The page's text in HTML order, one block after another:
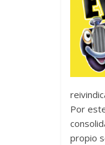
Por
propio